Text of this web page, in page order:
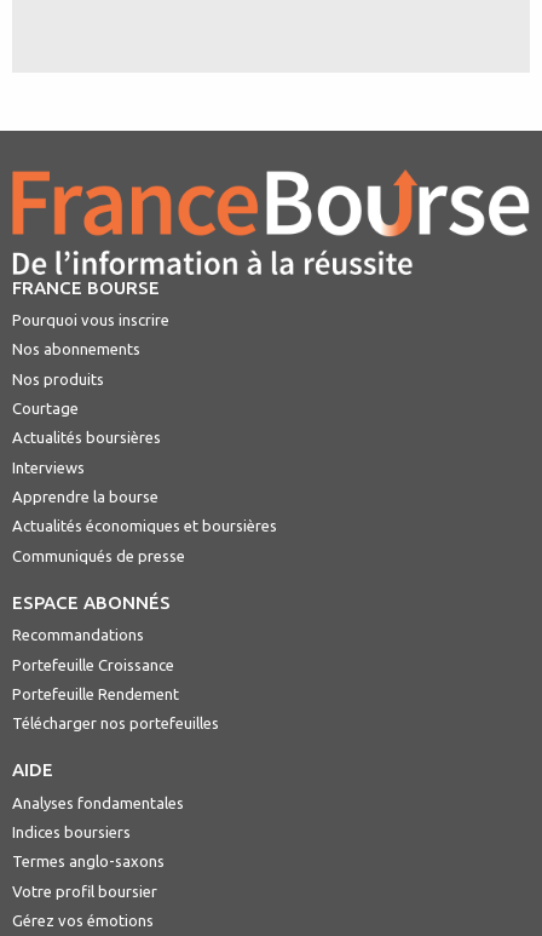
FRANCE BOURSE
Pourquoi vous inscrire
Nos abonnements
Nos produits
Courtage
Actualités boursières
Interviews
Apprendre la bourse
Actualités économiques et boursières
Communiqués de presse
ESPACE ABONNÉS
Recommandations
Portefeuille Croissance
Portefeuille Rendement
Télécharger nos portefeuilles
AIDE
Analyses fondamentales
Indices boursiers
Termes anglo-saxons
Votre profil boursier
Gérez vos émotions